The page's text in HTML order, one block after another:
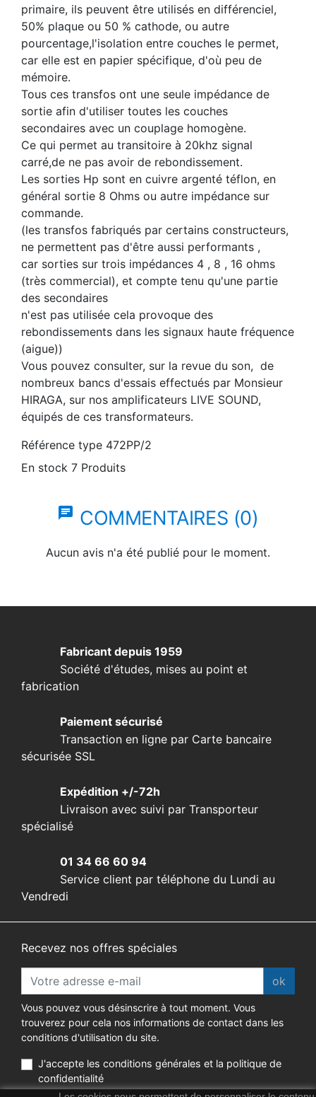
primaire, ils peuvent être utilisés en différenciel,
50% plaque ou 50 % cathode, ou autre
pourcentage,l'isolation entre couches le permet,
car elle est en papier spécifique, d'où peu de
mémoire.
Tous ces transfos ont une seule impédance de
sortie afin d'utiliser toutes les couches
secondaires avec un couplage homogène.
Ce qui permet au transitoire à 20khz signal
carré,de ne pas avoir de rebondissement.
Les sorties Hp sont en cuivre argenté téflon, en
général sortie 8 Ohms ou autre impédance sur
commande.
(les transfos fabriqués par certains constructeurs,
ne permettent pas d'être aussi performants ,
car sorties sur trois impédances 4 , 8 , 16 ohms
(très commercial), et compte tenu qu'une partie
des secondaires
n'est pas utilisée cela provoque des
rebondissements dans les signaux haute fréquence
(aigue))
Vous pouvez consulter, sur la revue du son, de
nombreux bancs d'essais effectués par Monsieur
HIRAGA, sur nos amplificateurs LIVE SOUND,
équipés de ces transformateurs.
Référence type 472PP/2
En stock 7 Produits
chat COMMENTAIRES (0)
Aucun avis n'a été publié pour le moment.
Fabricant depuis 1959
Société d'études, mises au point et
fabrication
Paiement sécurisé
Transaction en ligne par Carte bancaire
sécurisée SSL
Expédition +/-72h
Livraison avec suivi par Transporteur
spécialisé
01 34 66 60 94
Service client par téléphone du Lundi au
Vendredi
Recevez nos offres spéciales
ok
Vous pouvez vous désinscrire à tout moment. Vous
trouverez pour cela nos informations de contact dans les
conditions d'utilisation du site.
J'accepte les conditions générales et la politique de
confidentialité